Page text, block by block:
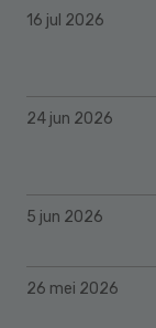
16 jul 2026
24 jun 2026
5 jun 2026
26 mei 2026